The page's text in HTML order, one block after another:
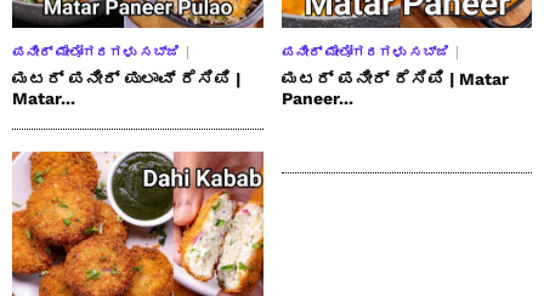
ಪನೀರ್ ಮೇಲೋಗರಗಳು ಸಬ್ಜಿ
ಮಟರ್ ಪನೀರ್ ಪುಲಾವ್ ರೆಸಿಪಿ |
Matar...
ಪನೀರ್ ಮೇಲೋಗರಗಳು ಸಬ್ಜಿ
ಮಟರ್ ಪನೀರ್ ರೆಸಿಪಿ | Matar
Paneer...